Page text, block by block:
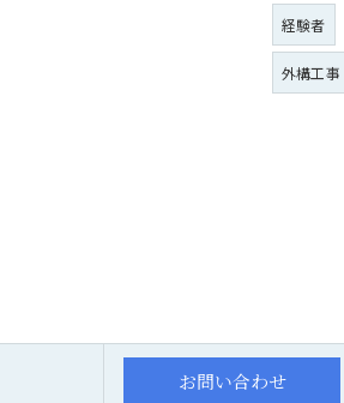
経験者
外構工事
お問い合わせ